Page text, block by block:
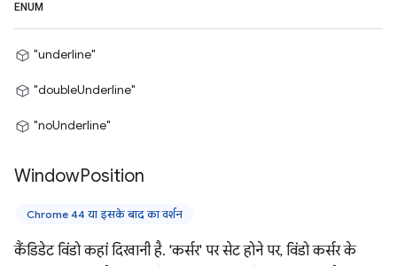
ENUM
"underline"
"doubleUnderline"
"noUnderline"
WindowPosition
Chrome 44 या इसके बाद का वर्शन
कैंडिडेट विंडो कहां दिखानी है. 'कर्सर' पर सेट होने पर, विंडो कर्सर के